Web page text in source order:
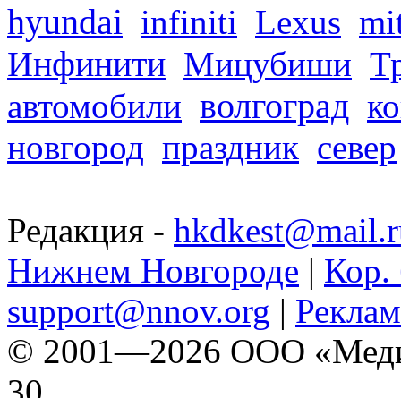
hyundai infiniti Lexus
Инфинити Мицубиши
автомобили волгоград
новгород праздник север
Редакция -
Нижнем Новгороде | Кор.
support@nnov.org |
© 2001—2026 ООО